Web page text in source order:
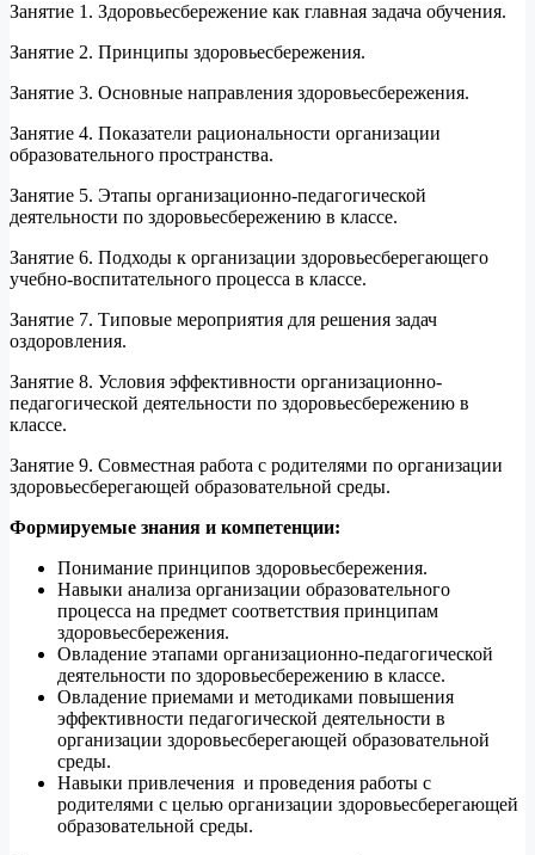
Занятие 1. Здоровьесбережение как главная задача обучения.
Занятие 2. Принципы здоровьесбережения.
Занятие 3. Основные направления здоровьесбережения.
Занятие 4. Показатели рациональности организации
образовательного пространства.
Занятие 5. Этапы организационно-педагогической
деятельности по здоровьесбережению в классе.
Занятие 6. Подходы к организации здоровьесберегающего
учебно-воспитательного процесса в классе.
Занятие 7. Типовые мероприятия для решения задач
оздоровления.
Занятие 8. Условия эффективности организационно-
педагогической деятельности по здоровьесбережению в
классе.
Занятие 9. Совместная работа с родителями по организации
здоровьесберегающей образовательной среды.
Формируемые знания и компетенции:
Понимание принципов здоровьесбережения.
Навыки анализа организации образовательного
процесса на предмет соответствия принципам
здоровьесбережения.
Овладение этапами организационно-педагогической
деятельности по здоровьесбережению в классе.
Овладение приемами и методиками повышения
эффективности педагогической деятельности в
организации здоровьесберегающей образовательной
среды.
Навыки привлечения и проведения работы с
родителями с целью организации здоровьесберегающей
образовательной среды.